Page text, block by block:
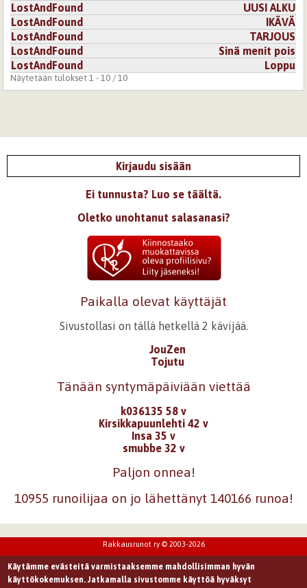
LostAndFound
UUSI ALKU
LostAndFound
IKÄVÄ
LostAndFound
TARJOUS
LostAndFound
Sinä menit pois
LostAndFound
Loppu
Näytetään tulokset 1 - 10 / 10
Kirjaudu sisään
Ei tunnusta? Luo se täältä.
Oletko unohtanut salasanasi?
Paikalla olevat käyttäjät
Sivustollasi on tällä hetkellä 2 kävijää.
JouZen
Tojutu
Tänään syntymäpäiviään viettää
k036135 58 v
Kirsikkapuunlehti 42 v
Insa 35 v
smubbe 32 v
Paljon onnea!
10955 runoilijaa on jo lähettänyt 140166 runoa!
Rakkausrunot ry © 2003-2026
Käytämme evästeitä varmistaaksemme mahdollisimman hyvän
käyttökokemuksen. Jatkamalla sivustomme käyttöä hyväksyt